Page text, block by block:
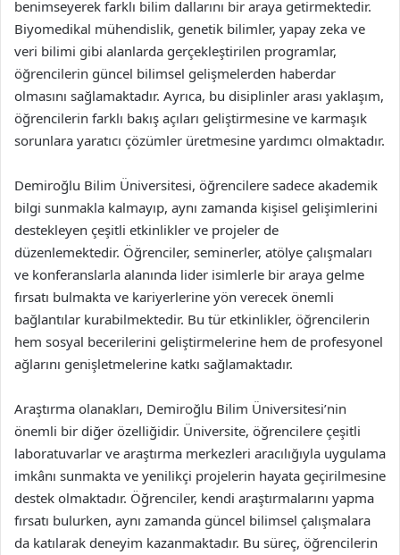
benimseyerek farklı bilim dallarını bir araya getirmektedir.
Biyomedikal mühendislik, genetik bilimler, yapay zeka ve
veri bilimi gibi alanlarda gerçekleştirilen programlar,
öğrencilerin güncel bilimsel gelişmelerden haberdar
olmasını sağlamaktadır. Ayrıca, bu disiplinler arası yaklaşım,
öğrencilerin farklı bakış açıları geliştirmesine ve karmaşık
sorunlara yaratıcı çözümler üretmesine yardımcı olmaktadır.
Demiroğlu Bilim Üniversitesi, öğrencilere sadece akademik
bilgi sunmakla kalmayıp, aynı zamanda kişisel gelişimlerini
destekleyen çeşitli etkinlikler ve projeler de
düzenlemektedir. Öğrenciler, seminerler, atölye çalışmaları
ve konferanslarla alanında lider isimlerle bir araya gelme
fırsatı bulmakta ve kariyerlerine yön verecek önemli
bağlantılar kurabilmektedir. Bu tür etkinlikler, öğrencilerin
hem sosyal becerilerini geliştirmelerine hem de profesyonel
ağlarını genişletmelerine katkı sağlamaktadır.
Araştırma olanakları, Demiroğlu Bilim Üniversitesi’nin
önemli bir diğer özelliğidir. Üniversite, öğrencilere çeşitli
laboratuvarlar ve araştırma merkezleri aracılığıyla uygulama
imkânı sunmakta ve yenilikçi projelerin hayata geçirilmesine
destek olmaktadır. Öğrenciler, kendi araştırmalarını yapma
fırsatı bulurken, aynı zamanda güncel bilimsel çalışmalara
da katılarak deneyim kazanmaktadır. Bu süreç, öğrencilerin